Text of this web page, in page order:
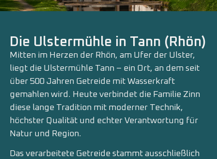
Die Ulstermühle in Tann (Rhön)
Mitten im Herzen der Rhön, am Ufer der Ulster,
liegt die Ulstermühle Tann – ein Ort, an dem seit
über 500 Jahren Getreide mit Wasserkraft
gemahlen wird. Heute verbindet die Familie Zinn
diese lange Tradition mit moderner Technik,
höchster Qualität und echter Verantwortung für
Natur und Region.
Das verarbeitete Getreide stammt ausschließlich